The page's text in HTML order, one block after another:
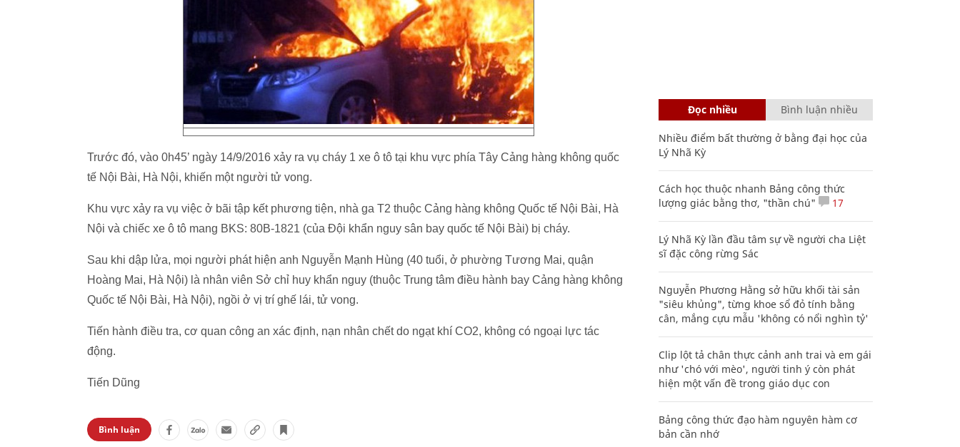
Trước đó, vào 0h45’ ngày 14/9/2016 xảy ra vụ cháy 1 xe ô tô tại khu vực phía Tây Cảng hàng không quốc
tế Nội Bài, Hà Nội, khiến một người tử vong.
Khu vực xảy ra vụ việc ở bãi tập kết phương tiện, nhà ga T2 thuộc Cảng hàng không Quốc tế Nội Bài, Hà
Nội và chiếc xe ô tô mang BKS: 80B-1821 (của Đội khẩn nguy sân bay quốc tế Nội Bài) bị cháy.
Sau khi dập lửa, mọi người phát hiện anh Nguyễn Mạnh Hùng (40 tuổi, ở phường Tương Mai, quận
Hoàng Mai, Hà Nội) là nhân viên Sở chỉ huy khẩn nguy (thuộc Trung tâm điều hành bay Cảng hàng không
Quốc tế Nội Bài, Hà Nội), ngồi ở vị trí ghế lái, tử vong.
Tiến hành điều tra, cơ quan công an xác định, nạn nhân chết do ngạt khí CO2, không có ngoại lực tác
động.
Tiến Dũng
Bình luận
Đọc nhiều Bình luận nhiều
Nhiều điểm bất thường ở bằng đại học của
Lý Nhã Kỳ
Cách học thuộc nhanh Bảng công thức
lượng giác bằng thơ, "thần chú"
17
Lý Nhã Kỳ lần đầu tâm sự về người cha Liệt
sĩ đặc công rừng Sác
Nguyễn Phương Hằng sở hữu khối tài sản
"siêu khủng", từng khoe sổ đỏ tính bằng
cân, mắng cựu mẫu 'không có nổi nghìn tỷ'
Clip lột tả chân thực cảnh anh trai và em gái
như 'chó với mèo', người tinh ý còn phát
hiện một vấn đề trong giáo dục con
Bảng công thức đạo hàm nguyên hàm cơ
bản cần nhớ